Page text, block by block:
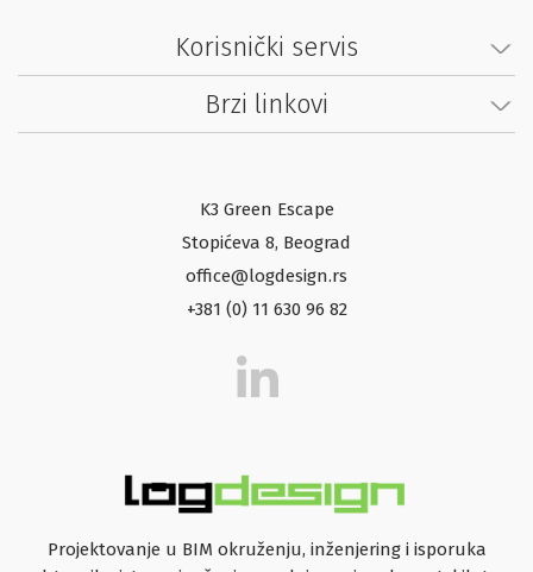
Korisnički servis
Brzi linkovi
K3 Green Escape
Stopićeva 8, Beograd
office@logdesign.rs
+381 (0) 11 630 96 82
Projektovanje u BIM okruženju, inženjering i isporuka